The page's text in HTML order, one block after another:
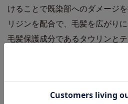
けることで既染部へのダメージを
リジンを配合で、毛髪を広がりに
毛髪保護成分であるタウリンと
とにより毛先がまとまり、トリ
めらかな仕上がりに導きます。